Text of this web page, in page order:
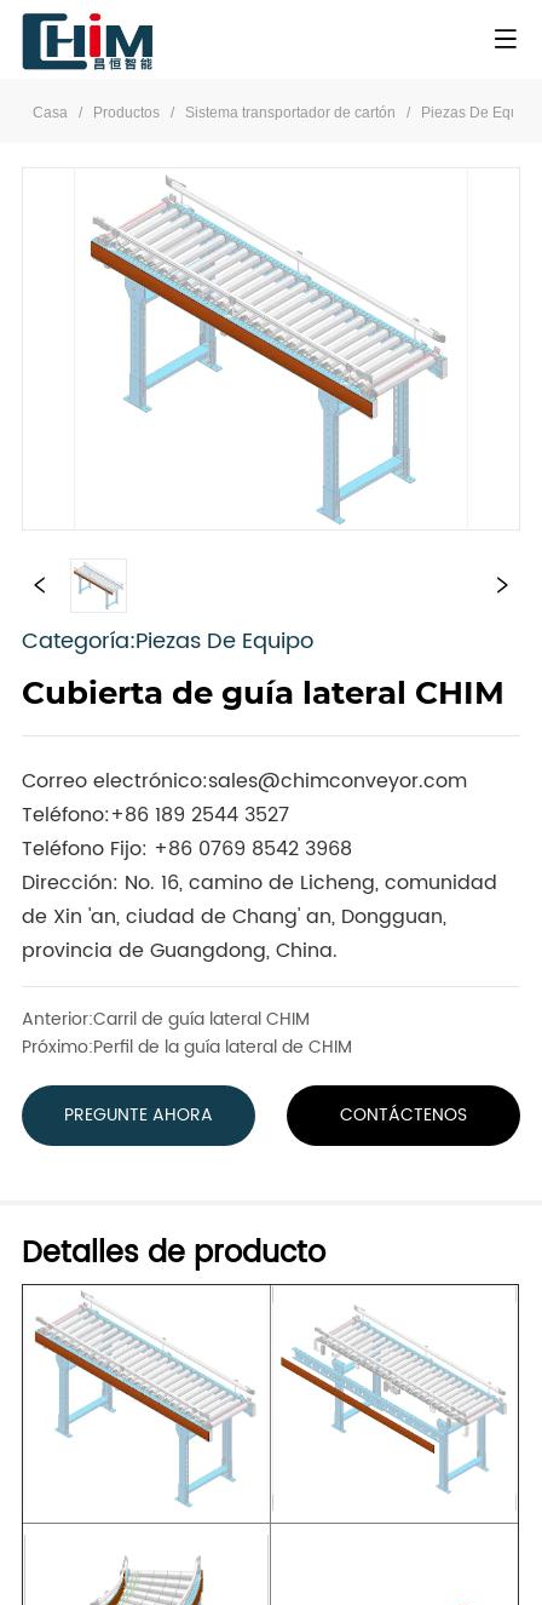
Casa / Productos / Sistema transportador de cartón / Piezas De Equipo
Categoría:Piezas De Equipo
Cubierta de guía lateral CHIM
Correo electrónico:sales@chimconveyor.com
Teléfono:+86 189 2544 3527
Teléfono Fijo: +86 0769 8542 3968
Dirección: No. 16, camino de Licheng, comunidad
de Xin 'an, ciudad de Chang' an, Dongguan,
provincia de Guangdong, China.
Anterior:Carril de guía lateral CHIM
Próximo:Perfil de la guía lateral de CHIM
PREGUNTE AHORA CONTÁCTENOS
Detalles de producto